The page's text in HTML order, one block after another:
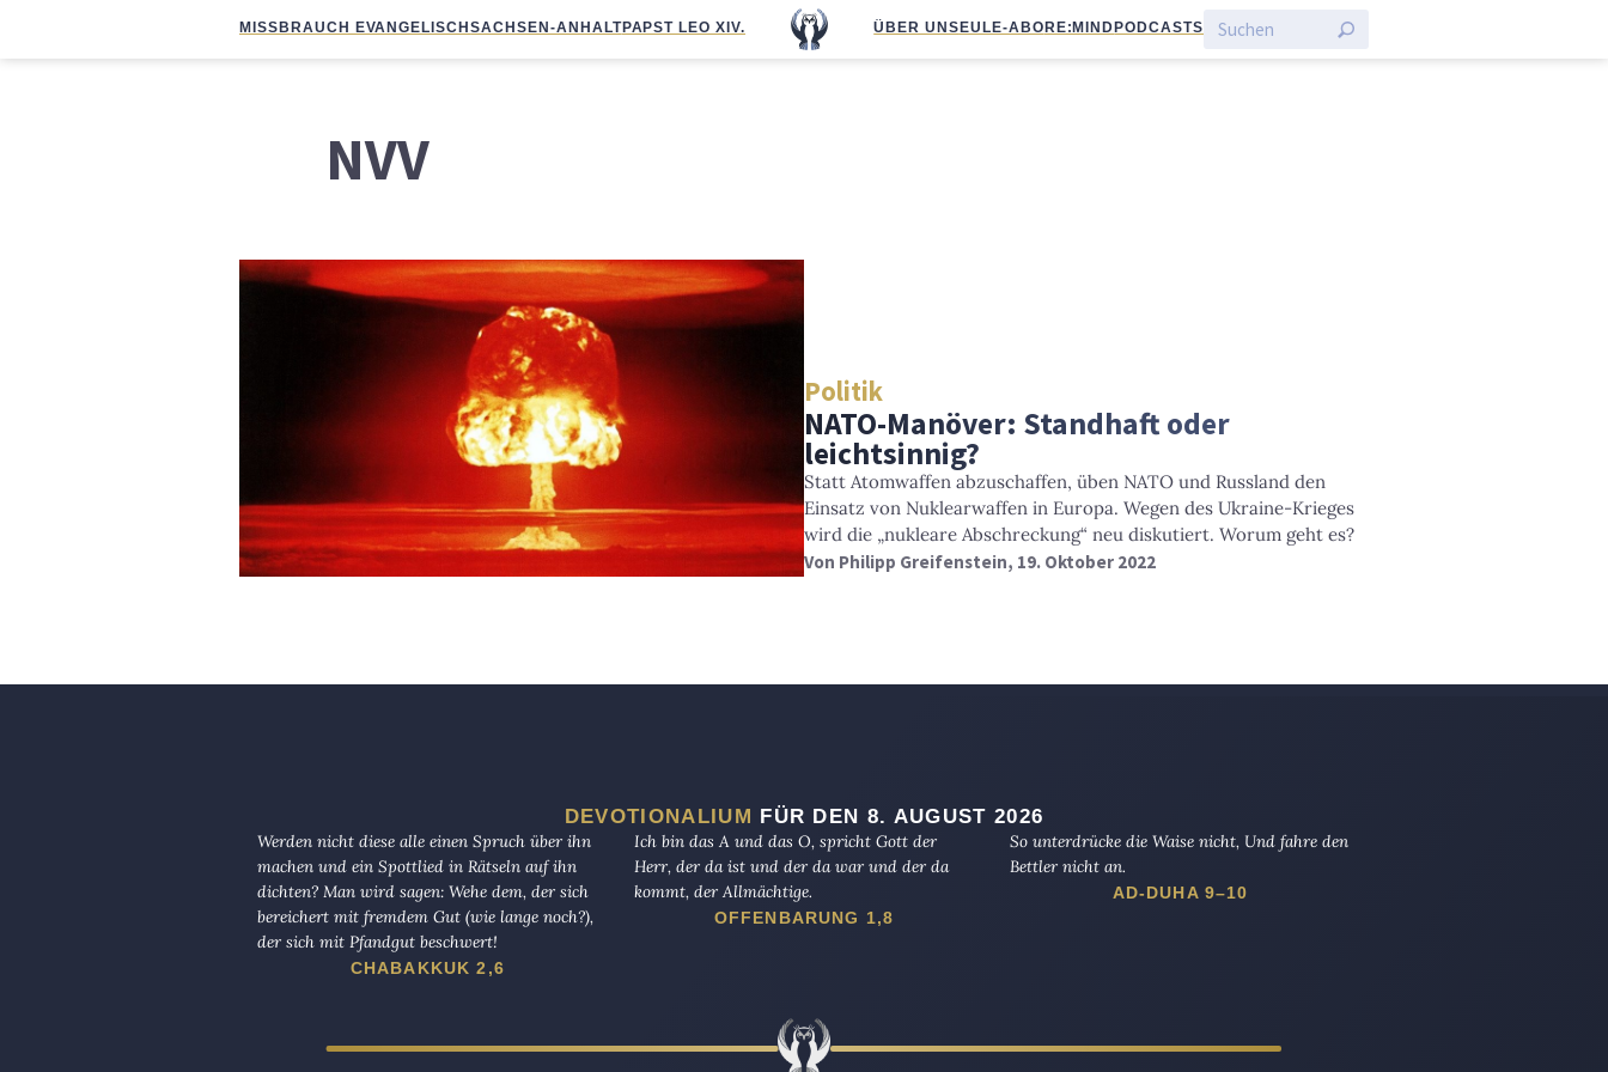
MISSBRAUCH EVANGELISCHSACHSEN-ANHALTPAPST LEO XIV. ÜBER UNS EULE-ABO RE:MIND PODCASTS
NVV
Politik
NATO-Manöver: Standhaft oder
leichtsinnig?
Statt Atomwaffen abzuschaffen, üben NATO und Russland den
Einsatz von Nuklearwaffen in Europa. Wegen des Ukraine-Krieges
wird die „nukleare Abschreckung“ neu diskutiert. Worum geht es?
Von Philipp Greifenstein, 19. Oktober 2022
DEVOTIONALIUM FÜR DEN 8. AUGUST 2026
Werden nicht diese alle einen Spruch über ihn
machen und ein Spottlied in Rätseln auf ihn
dichten? Man wird sagen: Wehe dem, der sich
bereichert mit fremdem Gut (wie lange noch?),
der sich mit Pfandgut beschwert!
CHABAKKUK 2,6
Ich bin das A und das O, spricht Gott der
Herr, der da ist und der da war und der da
kommt, der Allmächtige.
OFFENBARUNG 1,8
So unterdrücke die Waise nicht, Und fahre den
Bettler nicht an.
AD-DUHA 9–10